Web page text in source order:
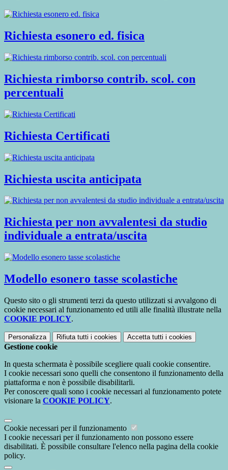
Richiesta esonero ed. fisica
Richiesta rimborso contrib. scol. con
percentuali
Richiesta Certificati
Richiesta uscita anticipata
Richiesta per non avvalentesi da studio
individuale a entrata/uscita
Modello esonero tasse scolastiche
Questo sito o gli strumenti terzi da questo utilizzati si avvalgono di
cookie necessari al funzionamento ed utili alle finalità illustrate nella
COOKIE POLICY.
Personalizza Rifiuta tutti i cookies Accetta tutti i cookies
Gestione cookie
In questa schermata è possibile scegliere quali cookie consentire.
I cookie necessari sono quelli che consentono il funzionamento della
piattaforma e non è possibile disabilitarli.
Per conoscere quali sono i cookie necessari al funzionamento potete
visionare la COOKIE POLICY.
Cookie necessari per il funzionamento
I cookie necessari per il funzionamento non possono essere
disabilitati. È possibile consultare l'elenco nella pagina della cookie
policy.